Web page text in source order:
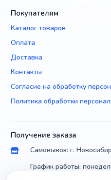
Покупателям
Каталог товаров
Оплата
Доставка
Контакты
Согласие на обработку
Политика обработки
Получение заказа
Самовывоз: г.
График работы: